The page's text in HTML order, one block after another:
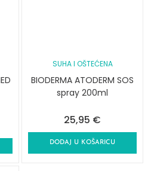
SUHA I OŠTEĆENA
BIODERMA ATODERM SOS
spray 200ml
25,95 €
DODAJ U KOŠARICU